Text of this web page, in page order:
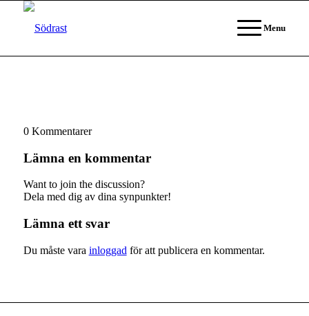
Menu
0 Kommentarer
Lämna en kommentar
Want to join the discussion?
Dela med dig av dina synpunkter!
Lämna ett svar
Du måste vara inloggad för att publicera en kommentar.